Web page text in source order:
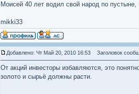
Моисей 40 лет водил свой народ по
mikki33
Добавлено: Чт Май 20, 2010 16:53 Заголовок
От акций инвесторы избавляются, это
золото и сырьё должны расти.